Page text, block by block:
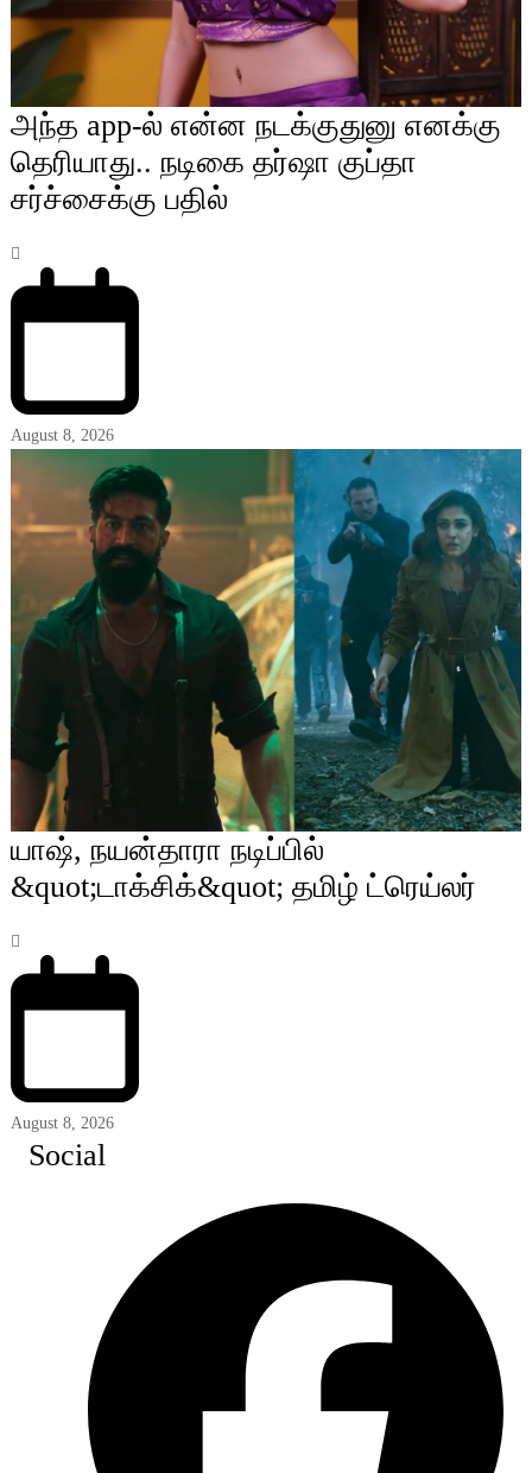
அந்த app-ல் என்ன நடக்குதுனு எனக்கு
தெரியாது.. நடிகை தர்ஷா குப்தா
சர்ச்சைக்கு பதில்
August 8, 2026
யாஷ், நயன்தாரா நடிப்பில்
&quot;டாக்சிக்&quot; தமிழ் ட்ரெய்லர்
August 8, 2026
Social